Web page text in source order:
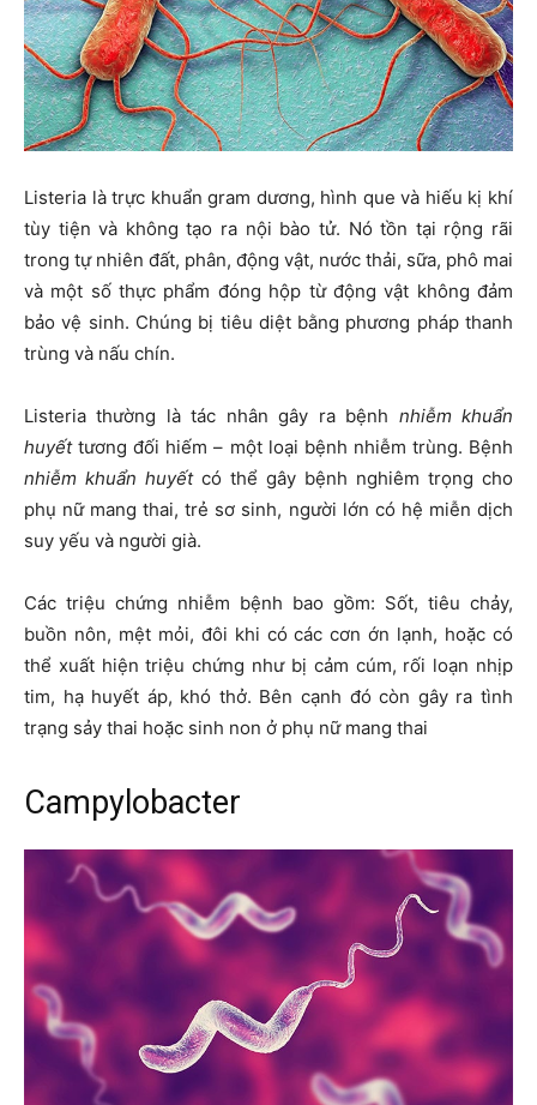
Listeria là trực khuẩn gram dương, hình que và hiếu kị khí
tùy tiện và không tạo ra nội bào tử. Nó tồn tại rộng rãi
trong tự nhiên đất, phân, động vật, nước thải, sữa, phô mai
và một số thực phẩm đóng hộp từ động vật không đảm
bảo vệ sinh. Chúng bị tiêu diệt bằng phương pháp thanh
trùng và nấu chín.
Listeria thường là tác nhân gây ra bệnh nhiễm khuẩn
huyếttương đối hiếm – một loại bệnh nhiễm trùng. Bệnh
nhiễm khuẩn huyếtcó thể gây bệnh nghiêm trọng cho
phụ nữ mang thai, trẻ sơ sinh, người lớn có hệ miễn dịch
suy yếu và người già.
Các triệu chứng nhiễm bệnh bao gồm: Sốt, tiêu chảy,
buồn nôn, mệt mỏi, đôi khi có các cơn ớn lạnh, hoặc có
thể xuất hiện triệu chứng như bị cảm cúm, rối loạn nhịp
tim, hạ huyết áp, khó thở. Bên cạnh đó còn gây ra tình
trạng sảy thai hoặc sinh non ở phụ nữ mang thai
Campylobacter